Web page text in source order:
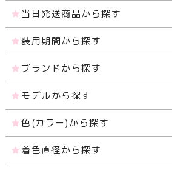
当日発送商品から探す
装用期間から探す
ブランドから探す
モデルから探す
色(カラー)から探す
着色直径から探す